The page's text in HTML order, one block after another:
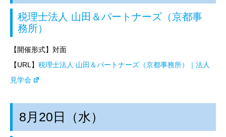
税理士法人 山田＆パートナーズ（京都事
務所）
【開催形式】対面
【URL】 税理士法人 山田＆パートナーズ（京都事務所）｜法人
見学会
8月20日（水）